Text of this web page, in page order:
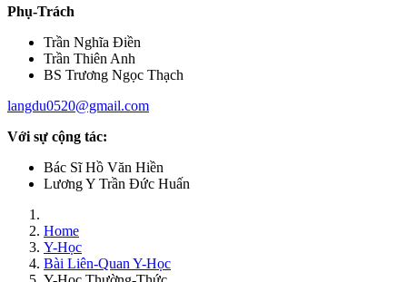
Phụ-Trách
Trần Nghĩa Điền
Trần Thiên Anh
BS Trương Ngọc Thạch
langdu0520@gmail.com
Với sự cộng tác:
Bác Sĩ Hồ Văn Hiền
Lương Y Trần Đức Huấn
Home
Y-Học
Bài Liên-Quan Y-Học